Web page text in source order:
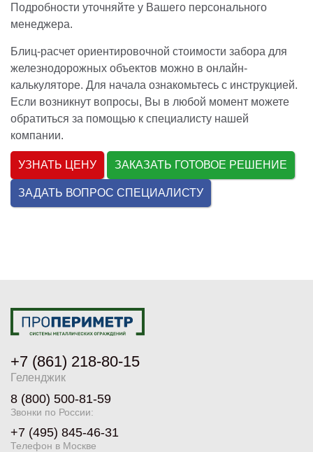
Подробности уточняйте у Вашего персонального
менеджера.
Блиц-расчет ориентировочной стоимости забора для
железнодорожных объектов можно в онлайн-
калькуляторе. Для начала ознакомьтесь с инструкцией.
Если возникнут вопросы, Вы в любой момент можете
обратиться за помощью к специалисту нашей
компании.
УЗНАТЬ ЦЕНУ ЗАКАЗАТЬ ГОТОВОЕ РЕШЕНИЕ
ЗАДАТЬ ВОПРОС СПЕЦИАЛИСТУ
+7 (861) 218-80-15
Геленджик
8 (800) 500-81-59
Звонки по России:
+7 (495) 845-46-31
Телефон в Москве